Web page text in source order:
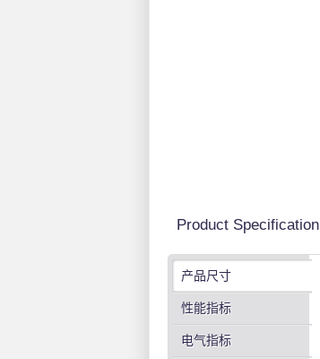
Product Specification
产品尺寸
性能指标
电气指标